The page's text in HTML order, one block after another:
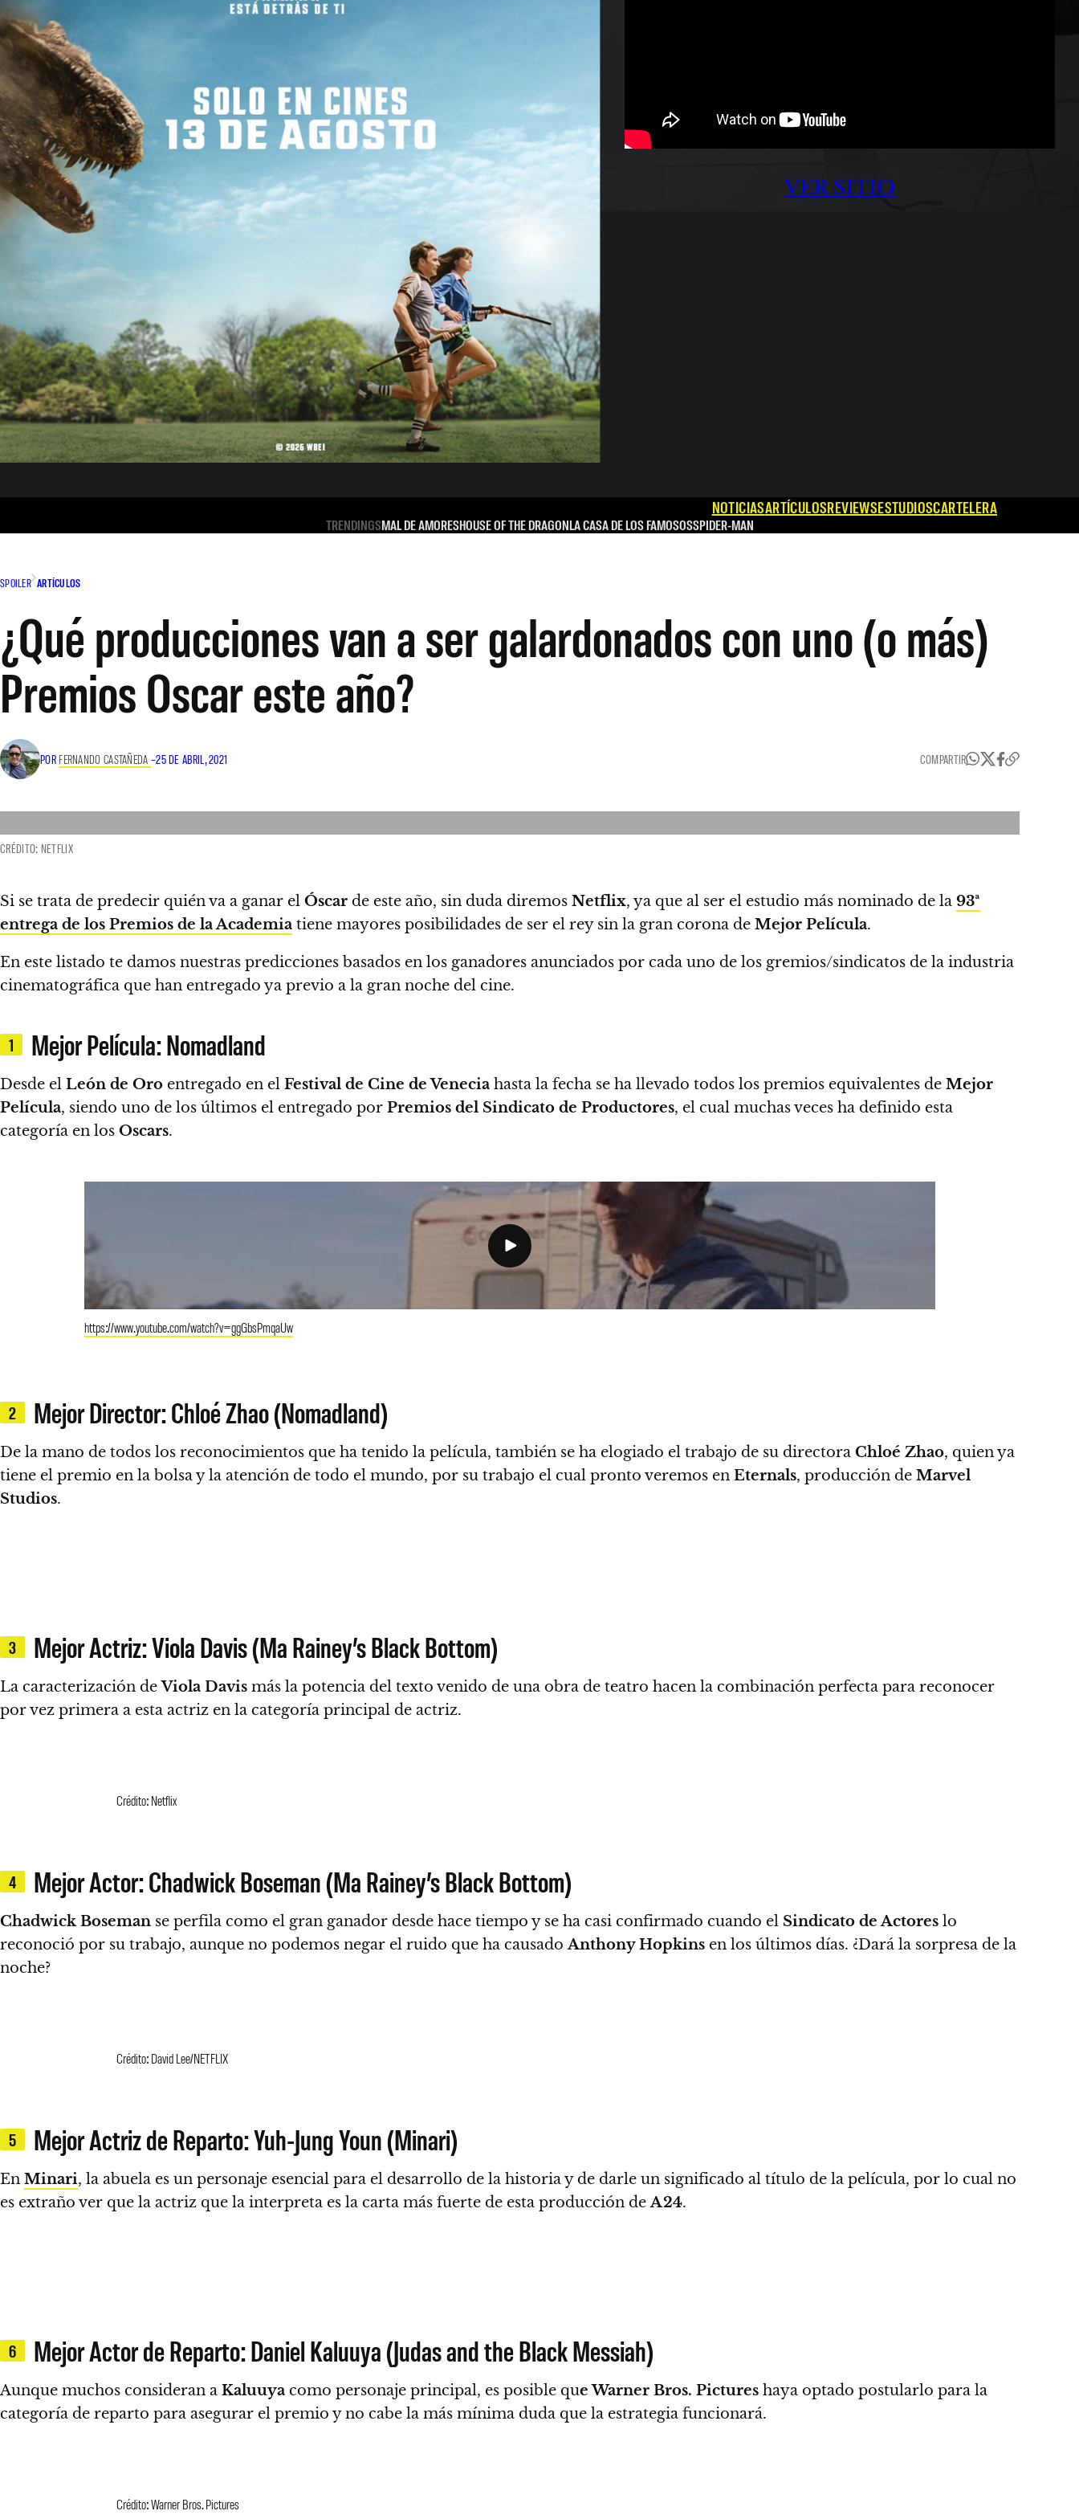
VER SITIO
NOTICIASARTÍCULOSREVIEWSESTUDIOSCARTELERA
TRENDINGSMAL DE AMORESHOUSE OF THE DRAGONLA CASA DE LOS FAMOSOSSPIDER-MAN
SPOILER ARTÍCULOS
¿Qué producciones van a ser galardonados con uno (o más)
Premios Oscar este año?
POR FERNANDO CASTAÑEDA –25 DE ABRIL, 2021 COMPARTIR
CRÉDITO: NETFLIX
Si se trata de predecir quién va a ganar el Óscar de este año, sin duda diremos Netflix, ya que al ser el estudio más nominado de la 93ª
entrega de los Premios de la Academia tiene mayores posibilidades de ser el rey sin la gran corona de Mejor Película.
En este listado te damos nuestras predicciones basados en los ganadores anunciados por cada uno de los gremios/sindicatos de la industria
cinematográfica que han entregado ya previo a la gran noche del cine.
1 Mejor Película: Nomadland
Desde el León de Oro entregado en el Festival de Cine de Venecia hasta la fecha se ha llevado todos los premios equivalentes de Mejor
Película, siendo uno de los últimos el entregado por Premios del Sindicato de Productores, el cual muchas veces ha definido esta
categoría en los Oscars.
https://www.youtube.com/watch?v=ggGbsPmqaUw
2 Mejor Director: Chloé Zhao (Nomadland)
De la mano de todos los reconocimientos que ha tenido la película, también se ha elogiado el trabajo de su directora Chloé Zhao, quien ya
tiene el premio en la bolsa y la atención de todo el mundo, por su trabajo el cual pronto veremos en Eternals, producción de Marvel
Studios.
3 Mejor Actriz: Viola Davis (Ma Rainey’s Black Bottom)
La caracterización deViola Davis más la potencia del texto venido de una obra de teatro hacen la combinación perfecta para reconocer
por vez primera a esta actriz en la categoría principal de actriz.
Crédito: Netflix
4 Mejor Actor: Chadwick Boseman (Ma Rainey’s Black Bottom)
Chadwick Boseman se perfila como el gran ganador desde hace tiempo y se ha casi confirmado cuando el Sindicato de Actores lo
reconoció por su trabajo, aunque no podemos negar el ruido que ha causadoAnthony Hopkins en los últimos días. ¿Dará la sorpresa de la
noche?
Crédito: David Lee/NETFLIX
5 Mejor Actriz de Reparto: Yuh-Jung Youn (Minari)
En Minari, la abuela es un personaje esencial para el desarrollo de la historia y de darle un significado al título de la película, por lo cual no
es extraño ver que la actriz que la interpreta es la carta más fuerte de esta producción deA24.
6 Mejor Actor de Reparto: Daniel Kaluuya (Judas and the Black Messiah)
Aunque muchos consideran a Kaluuya como personaje principal, es posible queWarner Bros. Pictures haya optado postularlo para la
categoría de reparto para asegurar el premio y no cabe la más mínima duda que la estrategia funcionará.
Crédito: Warner Bros. Pictures